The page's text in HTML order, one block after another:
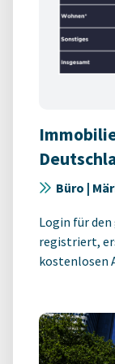
Büro |
Login für
registriert,
kostenlosen